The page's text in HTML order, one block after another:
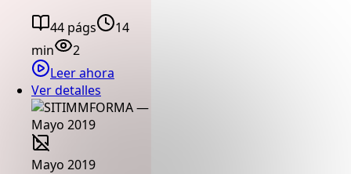
44 págs
14
min
2
Leer ahora
Ver detalles
Mayo 2019